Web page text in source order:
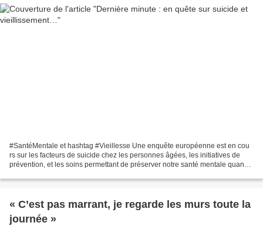
#SantéMentale et hashtag #Vieillesse Une enquête européenne est en cou
rs sur les facteurs de suicide chez les personnes âgées, les initiatives de
prévention, et les soins permettant de préserver notre santé mentale quand
« C’est pas marrant, je regarde les murs toute la
journée »